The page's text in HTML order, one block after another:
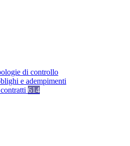
di controllo
e adempimenti
614